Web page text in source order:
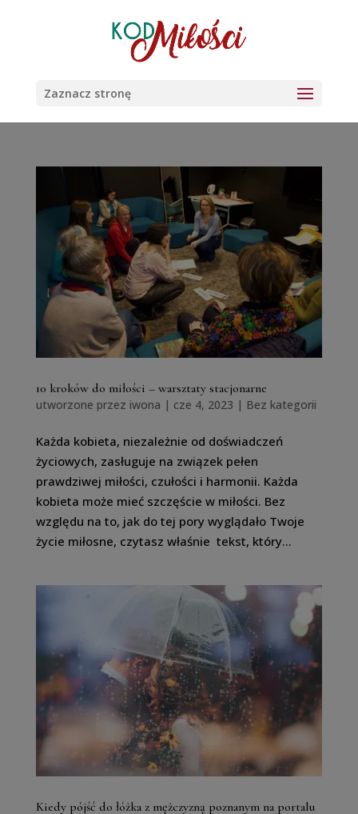
Zaznacz stronę
10 kroków do miłości – warsztaty stacjonarne
utworzone przez iwona | cze 4, 2023 | Bez kategorii
Każda kobieta, niezależnie od doświadczeń
życiowych, zasługuje na związek pełen
prawdziwej miłości, czułości i harmonii. Każda
kobieta może mieć szczęście w miłości. Bez
względu na to, jak do tej pory wyglądało Twoje
życie miłosne, czytasz właśnie tekst, który...
Kiedy pójść do łóżka z mężczyzną poznanym na portalu